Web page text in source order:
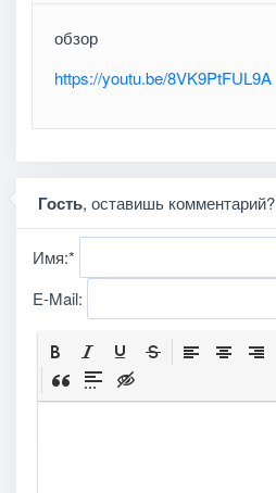
обзор
https://youtu.be/8VK9PtFUL9A
Гость, оставишь комментарий?
Имя:*
E-Mail: